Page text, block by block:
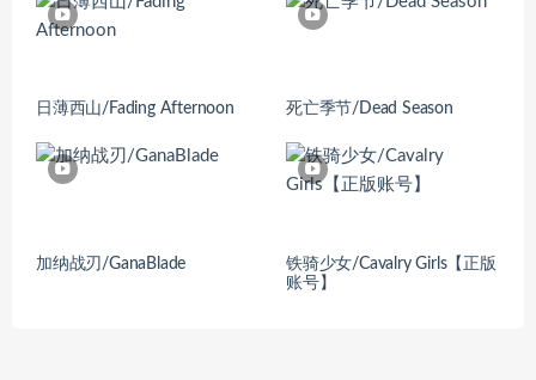
日薄西山/Fading Afternoon 死亡季节/Dead Season
加纳战刃/GanaBlade
铁骑少女/Cavalry Girls【正版
账号】